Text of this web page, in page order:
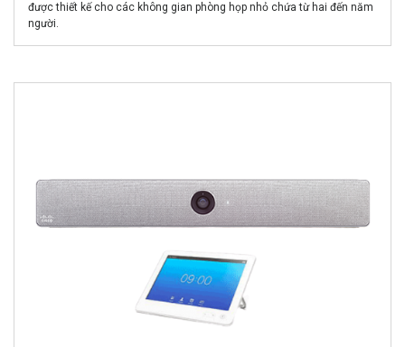
được thiết kế cho các không gian phòng họp nhỏ chứa từ hai đến năm
người.